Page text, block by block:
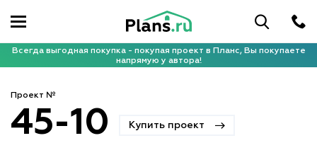
Всегда выгодная покупка - покупая проект в Планс, Вы покупаете
напрямую у автора!
Проект №
45-10 Купить проект